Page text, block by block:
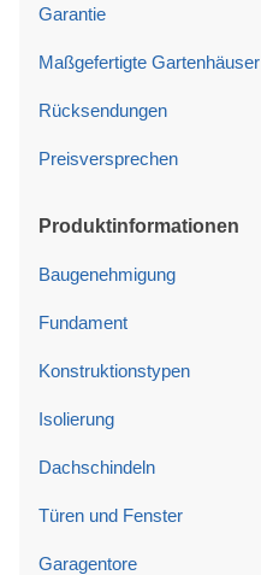
Garantie
Maßgefertigte Gartenhäuser
Rücksendungen
Preisversprechen
Produktinformationen
Baugenehmigung
Fundament
Konstruktionstypen
Isolierung
Dachschindeln
Türen und Fenster
Garagentore